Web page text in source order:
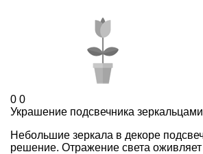
0 0
Украшение подсвечника зеркальцами
Небольшие зеркала в декоре
решение. Отражение света оживляет